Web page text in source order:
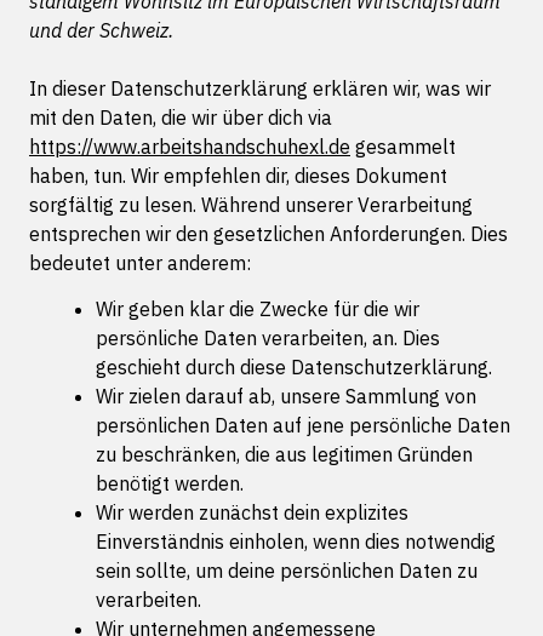
und der Schweiz.
In dieser Datenschutzerklärung erklären wir, was wir
mit den Daten, die wir über dich via
https://www.arbeitshandschuhexl.de gesammelt
haben, tun. Wir empfehlen dir, dieses Dokument
sorgfältig zu lesen. Während unserer Verarbeitung
entsprechen wir den gesetzlichen Anforderungen. Dies
bedeutet unter anderem:
Wir geben klar die Zwecke für die wir
persönliche Daten verarbeiten, an. Dies
geschieht durch diese Datenschutzerklärung.
Wir zielen darauf ab, unsere Sammlung von
persönlichen Daten auf jene persönliche Daten
zu beschränken, die aus legitimen Gründen
benötigt werden.
Wir werden zunächst dein explizites
Einverständnis einholen, wenn dies notwendig
sein sollte, um deine persönlichen Daten zu
verarbeiten.
Wir unternehmen angemessene